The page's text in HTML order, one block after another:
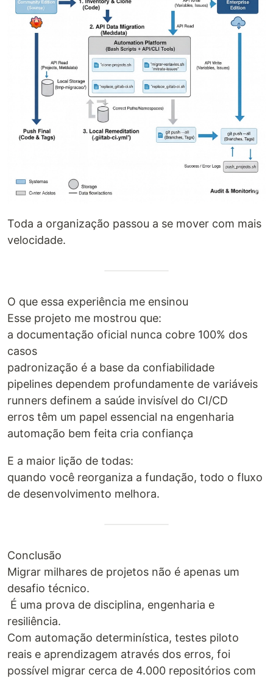
Toda a organização passou a se mover com mais
velocidade.
O que essa experiência me ensinou
Esse projeto me mostrou que:
a documentação oficial nunca cobre 100% dos
casos
padronização é a base da confiabilidade
pipelines dependem profundamente de variáveis
runners definem a saúde invisível do CI/CD
erros têm um papel essencial na engenharia
automação bem feita cria confiança
E a maior lição de todas:
quando você reorganiza a fundação, todo o fluxo
de desenvolvimento melhora.
Conclusão
Migrar milhares de projetos não é apenas um
desafio técnico.
É uma prova de disciplina, engenharia e
resiliência.
Com automação determinística, testes piloto
reais e aprendizagem através dos erros, foi
possível migrar cerca de 4.000 repositórios com